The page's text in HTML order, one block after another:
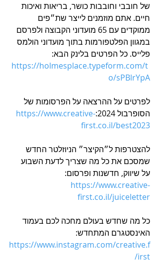
של חובבי וחובבות כושר, בריאות ואיכות
חיים. אתם מוזמנים לייצר שת״פים
ממוקדים עם 65 מועדוני הקבוצה ולפרסם
במגוון הפלטפורמות בתוך מועדוני הולמס
פלייס. כל הפרטים בלינק הבא:
https://holmesplace.typeform.com/t
o/sPBlrYpA
לפרטים על ההרצאה על הפרסומות של
הסופרבול 2024:
https://www.creative-
first.co.il/best2023
להצטרפות ל״הקיצר״ הניוזלטר החדש
שמסכם את כל מה שצריך לדעת השבוע
על שיווק, חדשנות ופרסום:
https://www.creative-
first.co.il/juiceletter
כל מה שחדש בעולם מחכה לכם בעמוד
האינסטגרם המתחדש:
https://www.instagram.com/creative.f
irst/